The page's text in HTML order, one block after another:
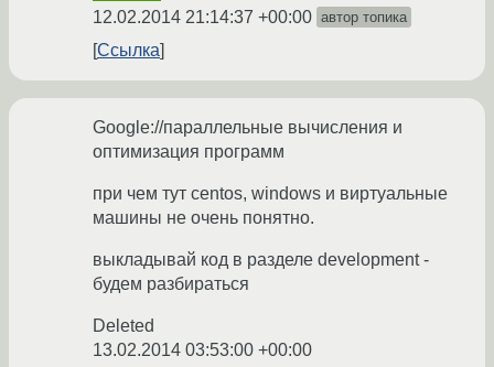
12.02.2014 21:14:37 +00:00 автор топика
Ссылка
Google://параллельные вычисления и
оптимизация программ
при чем тут centos, windows и виртуальные
машины не очень понятно.
выкладывай код в разделе development -
будем разбираться
Deleted
13.02.2014 03:53:00 +00:00